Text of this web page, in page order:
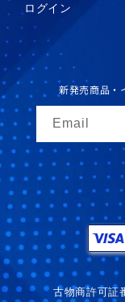
ログイン
新発売商品・
Email
古物商許可証